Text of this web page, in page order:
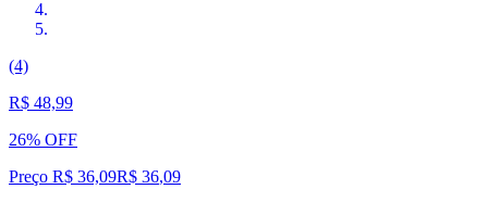
(4)
R$ 48,99
26% OFF
Preço R$ 36,09R$ 36,09